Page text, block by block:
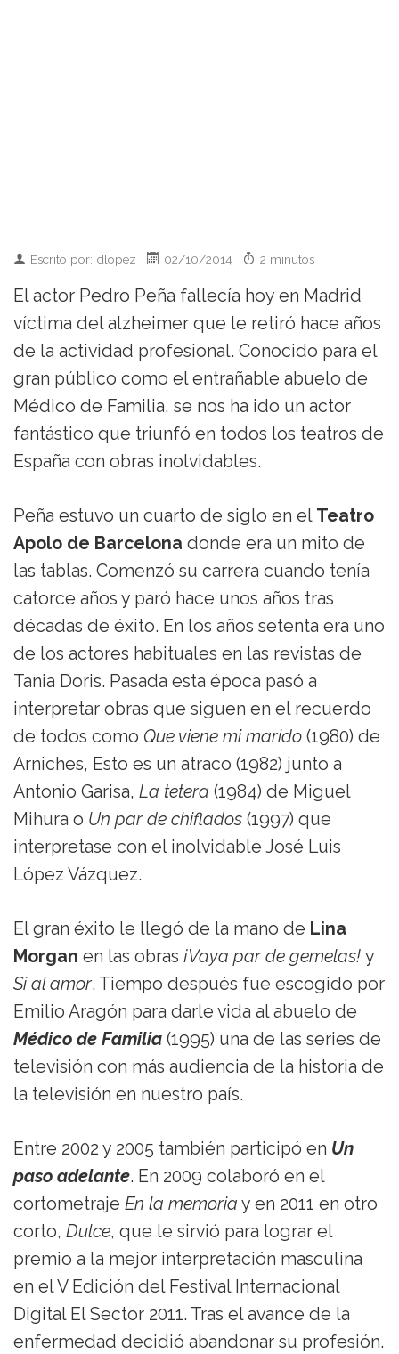
Escrito por: dlopez 02/10/2014 2 minutos
El actor Pedro Peña fallecía hoy en Madrid
víctima del alzheimer que le retiró hace años
de la actividad profesional. Conocido para el
gran público como el entrañable abuelo de
Médico de Familia, se nos ha ido un actor
fantástico que triunfó en todos los teatros de
España con obras inolvidables.
Peña estuvo un cuarto de siglo en el Teatro
Apolo de Barcelona donde era un mito de
las tablas. Comenzó su carrera cuando tenía
catorce años y paró hace unos años tras
décadas de éxito. En los años setenta era uno
de los actores habituales en las revistas de
Tania Doris. Pasada esta época pasó a
interpretar obras que siguen en el recuerdo
de todos como Que viene mi marido (1980) de
Arniches, Esto es un atraco (1982) junto a
Antonio Garisa, La tetera (1984) de Miguel
Mihura o Un par de chiflados (1997) que
interpretase con el inolvidable José Luis
López Vázquez.
El gran éxito le llegó de la mano de Lina
Morgan en las obras ¡Vaya par de gemelas! y
Sí al amor. Tiempo después fue escogido por
Emilio Aragón para darle vida al abuelo de
Médico de Familia (1995) una de las series de
televisión con más audiencia de la historia de
la televisión en nuestro país.
Entre 2002 y 2005 también participó en Un
paso adelante. En 2009 colaboró en el
cortometraje En la memoria y en 2011 en otro
corto, Dulce, que le sirvió para lograr el
premio a la mejor interpretación masculina
en el V Edición del Festival Internacional
Digital El Sector 2011. Tras el avance de la
enfermedad decidió abandonar su profesión.